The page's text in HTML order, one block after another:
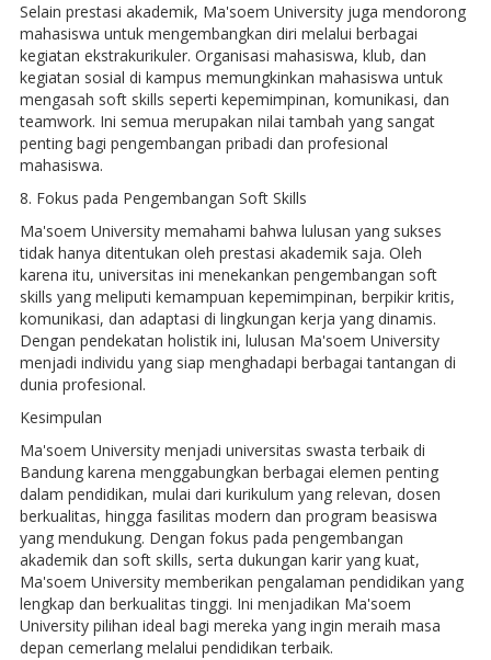
Selain prestasi akademik, Ma'soem University juga mendorong
mahasiswa untuk mengembangkan diri melalui berbagai
kegiatan ekstrakurikuler. Organisasi mahasiswa, klub, dan
kegiatan sosial di kampus memungkinkan mahasiswa untuk
mengasah soft skills seperti kepemimpinan, komunikasi, dan
teamwork. Ini semua merupakan nilai tambah yang sangat
penting bagi pengembangan pribadi dan profesional
mahasiswa.
8. Fokus pada Pengembangan Soft Skills
Ma'soem University memahami bahwa lulusan yang sukses
tidak hanya ditentukan oleh prestasi akademik saja. Oleh
karena itu, universitas ini menekankan pengembangan soft
skills yang meliputi kemampuan kepemimpinan, berpikir kritis,
komunikasi, dan adaptasi di lingkungan kerja yang dinamis.
Dengan pendekatan holistik ini, lulusan Ma'soem University
menjadi individu yang siap menghadapi berbagai tantangan di
dunia profesional.
Kesimpulan
Ma'soem University menjadi universitas swasta terbaik di
Bandung karena menggabungkan berbagai elemen penting
dalam pendidikan, mulai dari kurikulum yang relevan, dosen
berkualitas, hingga fasilitas modern dan program beasiswa
yang mendukung. Dengan fokus pada pengembangan
akademik dan soft skills, serta dukungan karir yang kuat,
Ma'soem University memberikan pengalaman pendidikan yang
lengkap dan berkualitas tinggi. Ini menjadikan Ma'soem
University pilihan ideal bagi mereka yang ingin meraih masa
depan cemerlang melalui pendidikan terbaik.